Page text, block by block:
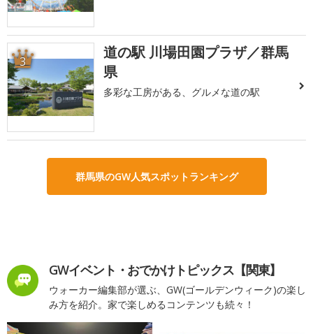
3
道の駅 川場田園プラザ／群馬
県
多彩な工房がある、グルメな道の駅
群馬県のGW人気スポットランキング
GWイベント・おでかけトピックス【関東】
ウォーカー編集部が選ぶ、GW(ゴールデンウィーク)の楽し
み方を紹介。家で楽しめるコンテンツも続々！